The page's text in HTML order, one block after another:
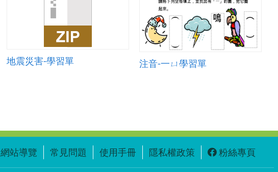
地震災害-學習單 注音-一ㄩ學習單
網站導覽 常見問題 使用手冊 隱私權政策 粉絲專頁